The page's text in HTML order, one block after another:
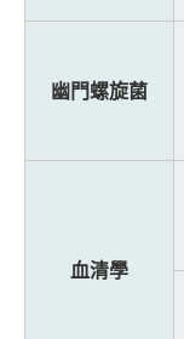
幽門螺旋菌
血清學